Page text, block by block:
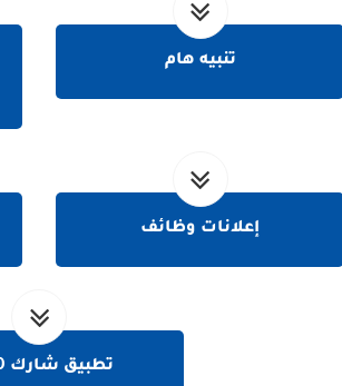
تنبيه هام
إعلانات وظائف
تطبيق شارك 2030